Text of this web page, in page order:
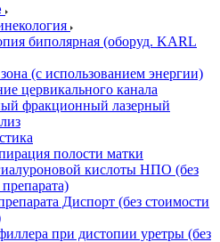
биполярная (оборуд. KARL
(с использованием энергии)
цервикального канала
фракционный лазерный
полости матки
кислоты НПО (без
Диспорт (без стоимости
при дистопии уретры (без